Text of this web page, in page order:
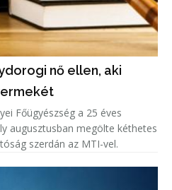
nő ellen, aki
Főügyészség a 25 éves
augusztusban megölte kéthetes
szerdán az MTI-vel.